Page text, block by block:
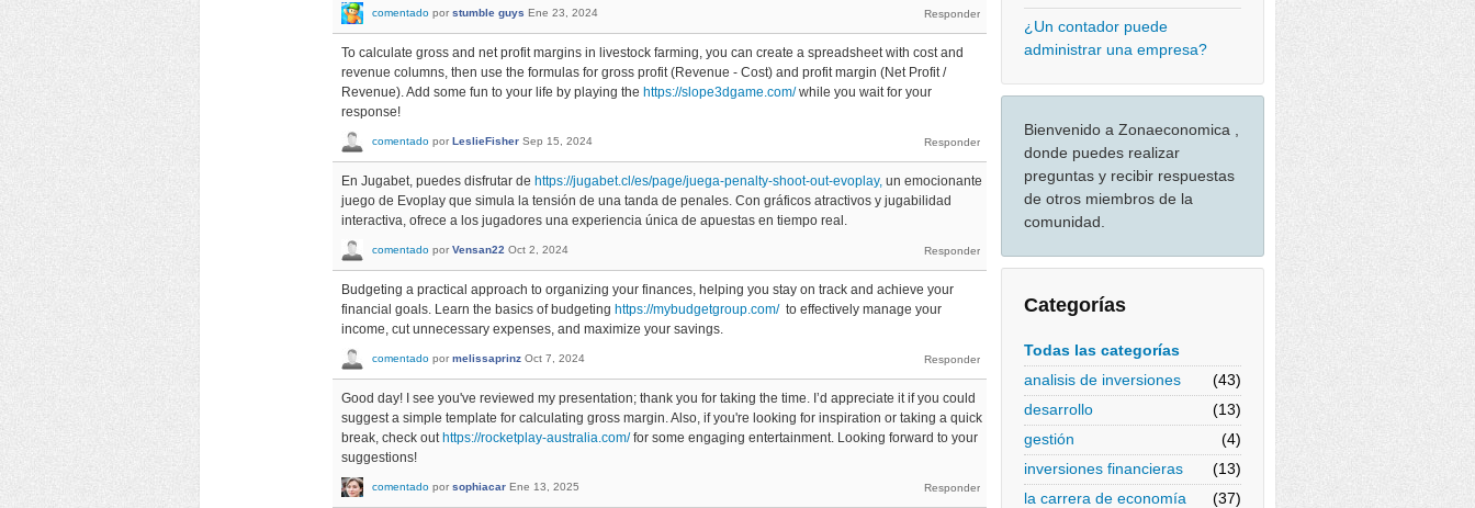
¿Un contador puede
administrar una empresa?
Bienvenido a Zonaeconomica ,
donde puedes realizar
preguntas y recibir respuestas
de otros miembros de la
comunidad.
Categorías
Todas las categorías
analisis de inversiones
(43)
desarrollo
(13)
gestión
(4)
inversiones financieras
(13)
la carrera de economía
(37)
comentado por stumble guys Ene 23, 2024
To calculate gross and net profit margins in livestock farming, you can create a spreadsheet with cost and
revenue columns, then use the formulas for gross profit (Revenue - Cost) and profit margin (Net Profit /
Revenue). Add some fun to your life by playing the https://slope3dgame.com/while you wait for your
response!
comentado por LeslieFisher Sep 15, 2024
En Jugabet, puedes disfrutar de https://jugabet.cl/es/page/juega-penalty-shoot-out-evoplay, un emocionante
juego de Evoplay que simula la tensión de una tanda de penales. Con gráficos atractivos y jugabilidad
interactiva, ofrece a los jugadores una experiencia única de apuestas en tiempo real.
comentado por Vensan22 Oct 2, 2024
Budgeting a practical approach to organizing your finances, helping you stay on track and achieve your
financial goals. Learn the basics of budgeting https://mybudgetgroup.com/to effectively manage your
income, cut unnecessary expenses, and maximize your savings.
comentado por melissaprinz Oct 7, 2024
Good day! I see you've reviewed my presentation; thank you for taking the time. I’d appreciate it if you could
suggest a simple template for calculating gross margin. Also, if you're looking for inspiration or taking a quick
break, check out https://rocketplay-australia.com/for some engaging entertainment. Looking forward to your
suggestions!
comentado por sophiacar Ene 13, 2025